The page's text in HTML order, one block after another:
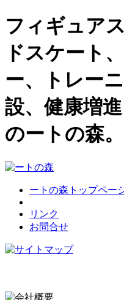
フィギュア
ドスケート
ー、トレー
設、健康増
のートの森。
ートの森トップペー
リンク
お問合せ